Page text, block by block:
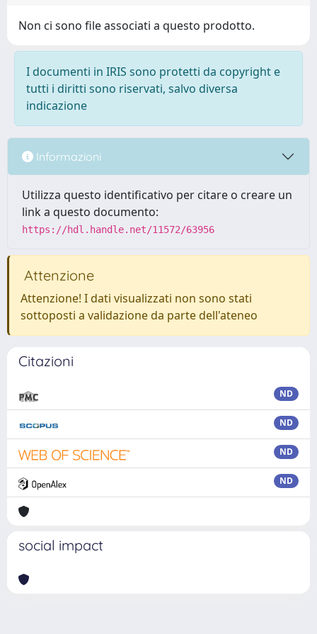
Non ci sono file associati a questo prodotto.
I documenti in IRIS sono protetti da copyright e
tutti i diritti sono riservati, salvo diversa
indicazione
Informazioni
Utilizza questo identificativo per citare o creare un
link a questo documento:
https://hdl.handle.net/11572/63956
Attenzione
Attenzione! I dati visualizzati non sono stati
sottoposti a validazione da parte dell'ateneo
Citazioni
ND
ND
ND
ND
social impact